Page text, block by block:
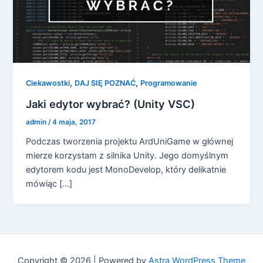
Ciekawostki, DAJ SIĘ POZNAĆ, Programowanie
Jaki edytor wybrać? (Unity VSC)
admin/4 maja, 2017
Podczas tworzenia projektu ArdUniGame w głównej
mierze korzystam z silnika Unity. Jego domyślnym
edytorem kodu jest MonoDevelop, który delikatnie
mówiąc […]
Copyright © 2026 | Powered by Astra WordPress Theme